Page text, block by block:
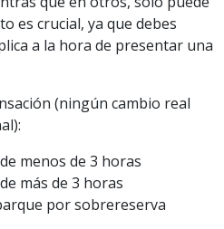
es crucial, ya que debes
a la hora de presentar una
(ningún cambio real
menos de 3 horas
más de 3 horas
por sobrereserva